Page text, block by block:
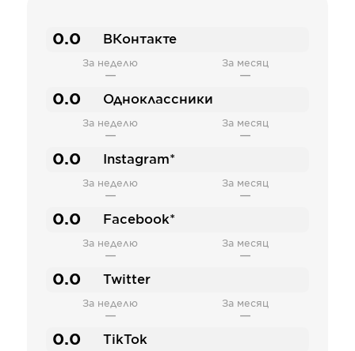
0.0 ВКонтакте
За неделю
—
За месяц
—
0.0 Одноклассники
За неделю
—
За месяц
—
0.0 Instagram*
За неделю
—
За месяц
—
0.0 Facebook*
За неделю
—
За месяц
—
0.0 Twitter
За неделю
—
За месяц
—
0.0 TikTok